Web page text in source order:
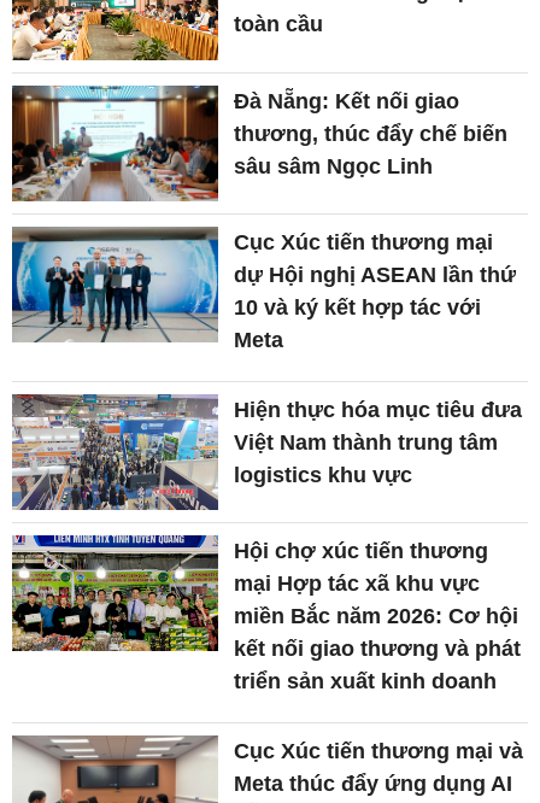
toàn cầu
Đà Nẵng: Kết nối giao
thương, thúc đẩy chế biến
sâu sâm Ngọc Linh
Cục Xúc tiến thương mại
dự Hội nghị ASEAN lần thứ
10 và ký kết hợp tác với
Meta
Hiện thực hóa mục tiêu đưa
Việt Nam thành trung tâm
logistics khu vực
Hội chợ xúc tiến thương
mại Hợp tác xã khu vực
miền Bắc năm 2026: Cơ hội
kết nối giao thương và phát
triển sản xuất kinh doanh
Cục Xúc tiến thương mại và
Meta thúc đẩy ứng dụng AI